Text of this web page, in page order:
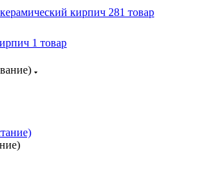
кирпич 281 товар
1 товар